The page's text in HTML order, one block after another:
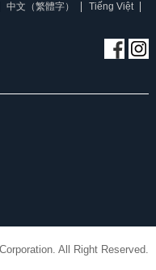
中文（繁體字）
Tiếng Việt
All Right Reserved.